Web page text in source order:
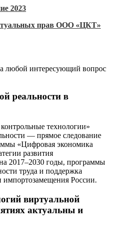
2023
прав ООО «ЦКТ»
любой интересующий вопрос
реальности в
технологии»
— прямое следование
«Цифровая экономика
развития
2017–2030 годы, программы
труда и поддержка
импортозамещения России.
виртуальной
актуальны и